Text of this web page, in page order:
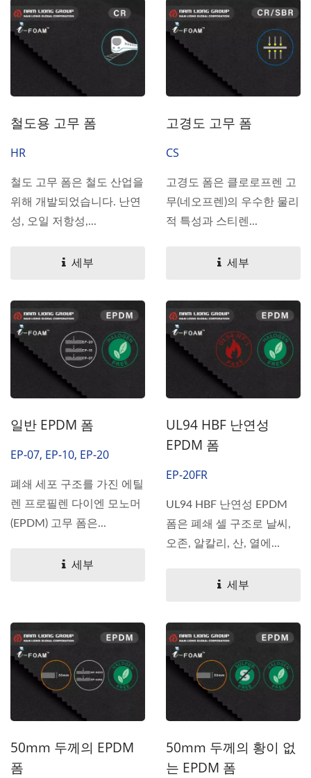
철도용 고무 폼
HR
철도 고무 폼은 철도 산업을
위해 개발되었습니다. 난연
성, 오일 저항성,...
세부
고경도 고무 폼
CS
고경도 폼은 클로로프렌 고
무(네오프렌)의 우수한 물리
적 특성과 스티렌...
세부
일반 EPDM 폼
EP-07, EP-10, EP-20
폐쇄 세포 구조를 가진 에틸
렌 프로필렌 다이엔 모노머
(EPDM) 고무 폼은...
세부
UL94 HBF 난연성
EPDM 폼
EP-20FR
UL94 HBF 난연성 EPDM
폼은 폐쇄 셀 구조로 날씨,
오존, 알칼리, 산, 열에...
세부
50mm 두께의 EPDM
폼
50mm 두께의 황이 없
는 EPDM 폼